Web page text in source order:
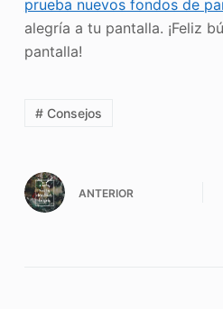
prueba nuevos fondos de
alegría a tu pantalla. ¡Feliz
pantalla!
# Consejos
ANTERIOR